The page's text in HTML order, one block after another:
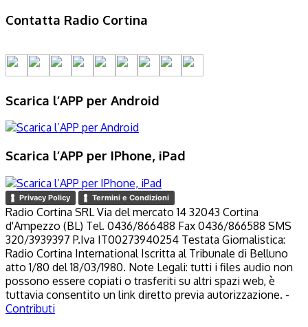
Contatta Radio Cortina
Scarica l’APP per Android
Scarica l’APP per IPhone, iPad
Privacy Policy Termini e Condizioni
Radio Cortina SRL Via del mercato 14 32043 Cortina
d'Ampezzo (BL) Tel. 0436/866488 Fax 0436/866588 SMS
320/3939397 P.Iva IT00273940254 Testata Giornalistica:
Radio Cortina International Iscritta al Tribunale di Belluno
atto 1/80 del 18/03/1980. Note Legali: tutti i files audio non
possono essere copiati o trasferiti su altri spazi web, è
tuttavia consentito un link diretto previa autorizzazione. -
Contributi